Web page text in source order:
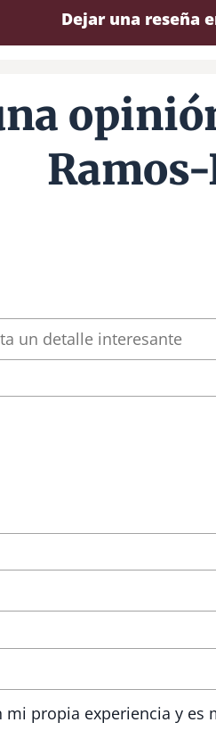
Dejar una reseña
mi propia experiencia y es